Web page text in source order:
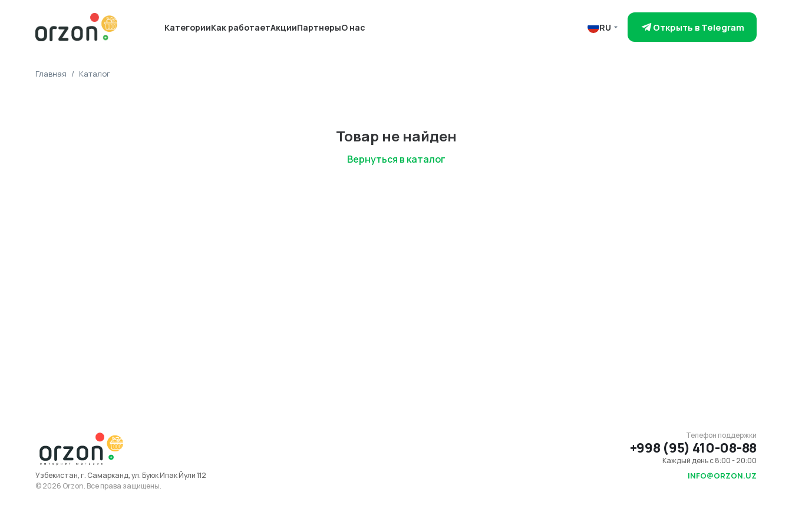
КатегорииКак работаетАкцииПартнерыО нас RU Открыть в Telegram
Главная / Каталог
Товар не найден
Вернуться в каталог
Узбекистан, г. Самарканд, ул. Буюк Ипак Йули 112
© 2026 Orzon. Все права защищены.
Телефон поддержки
+998 (95) 410-08-88
Каждый день с 8:00 - 20:00
INFO@ORZON.UZ